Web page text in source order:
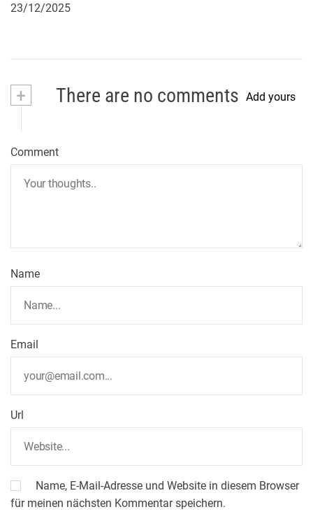
23/12/2025
+ There are no comments Add yours
Comment
Name
Email
Url
Name, E-Mail-Adresse und Website in diesem Browser
für meinen nächsten Kommentar speichern.